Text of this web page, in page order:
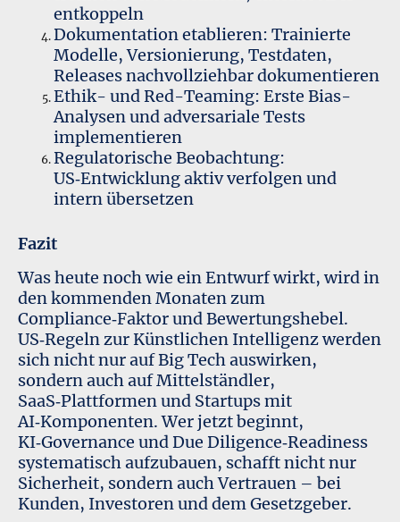
entkoppeln
Dokumentation etablieren: Trainierte
Modelle, Versionierung, Testdaten,
Releases nachvollziehbar dokumentieren
Ethik- und Red-Teaming: Erste Bias-
Analysen und adversariale Tests
implementieren
Regulatorische Beobachtung:
US‑Entwicklung aktiv verfolgen und
intern übersetzen
Fazit
Was heute noch wie ein Entwurf wirkt, wird in
den kommenden Monaten zum
Compliance‑Faktor und Bewertungshebel.
US‑Regeln zur Künstlichen Intelligenz werden
sich nicht nur auf Big Tech auswirken,
sondern auch auf Mittelständler,
SaaS‑Plattformen und Startups mit
AI‑Komponenten. Wer jetzt beginnt,
KI‑Governance und Due Diligence‑Readiness
systematisch aufzubauen, schafft nicht nur
Sicherheit, sondern auch Vertrauen – bei
Kunden, Investoren und dem Gesetzgeber.